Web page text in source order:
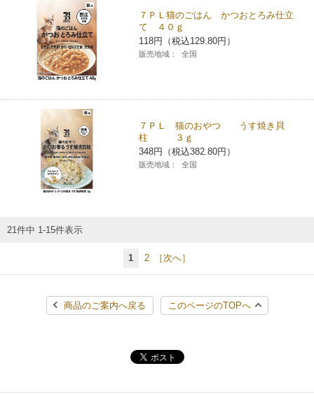
７ＰＬ猫のごはん かつおとろみ仕立
て ４０ｇ
118円（税込129.80円）
販売地域： 全国
７ＰＬ 猫のおやつ うす焼き貝
柱 ３ｇ
348円（税込382.80円）
販売地域： 全国
21件中 1-15件表示
1 2 ［次へ］
商品のご案内へ戻る このページのTOPへ